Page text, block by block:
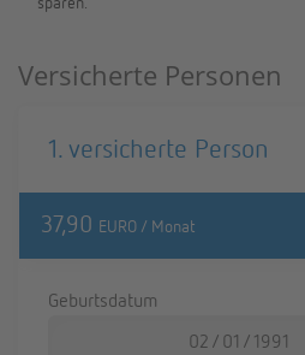
spa­ren.
Versicherte Personen
1. ver­si­cher­te Per­son
37,90 EURO / Monat
Ge­burts­da­tum